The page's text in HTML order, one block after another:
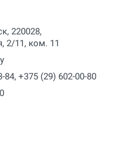
, 220028,
2/11, ком. 11
84, +375 (29) 602-00-80